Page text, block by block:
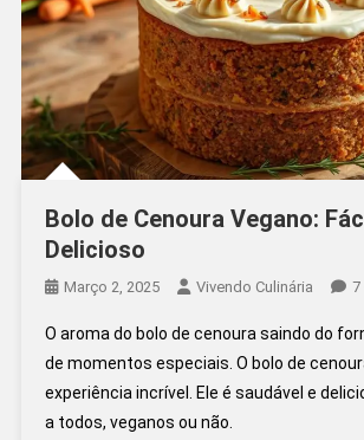
Bolo de Cenoura Vegano:
Delicioso
Março 2, 2025 Vivendo Culinária 7
O aroma do bolo de cenoura saindo do
de momentos especiais. O bolo de
experiência incrível. Ele é saudável e
a todos, veganos ou não.